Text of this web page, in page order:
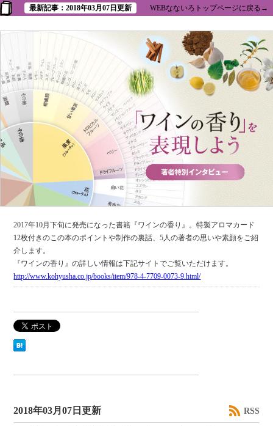
最新記事：2018年03月07日更新 WEBなないろトップページに戻る→
2017年10月下旬に発売になった書籍『ワインの香り』。特製アロマカード
12枚付きのこの本のポイントや制作の裏話、5人の著者の思いや素顔をご紹
介します。
『ワインの香り』の詳しい情報は下記サイトでご覧いただけます。
http://www.kohyusha.co.jp/books/item/978-4-7709-0073-9.html/
2018年03月07日更新 RSS